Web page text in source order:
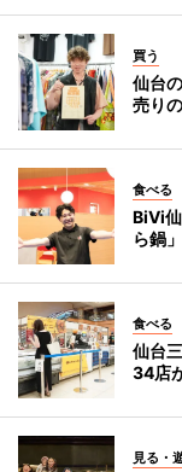
買う
仙台
売り
食べる
BiVi
ら鍋
食べる
仙台
34店
見る・